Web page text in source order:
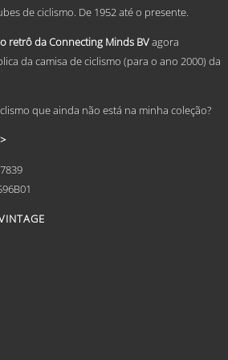
product
de ciclismo. De 1952 até o presente.
retrô da Connecting Minds BVagora
da camisa de ciclismo (para o ano 2000) da
que ainda não está na minha coleção?